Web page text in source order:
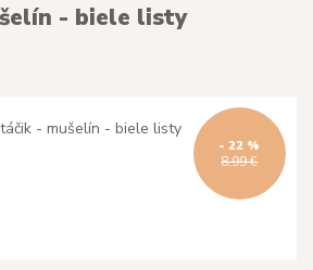
- biele listy
8,99 €
- 22 %